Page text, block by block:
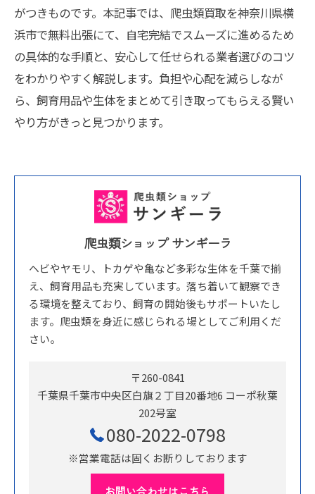
がつきものです。本記事では、爬虫類買取を神奈川県横
浜市で無料出張にて、自宅完結でスムーズに進めるため
の具体的な手順と、安心して任せられる業者選びのコツ
をわかりやすく解説します。負担や心配を減らしなが
ら、飼育用品や生体をまとめて引き取ってもらえる賢い
やり方がきっと見つかります。
爬虫類ショップ サンギーラ
ヘビやヤモリ、トカゲや亀など多彩な生体を千葉で揃
え、飼育用品も充実しています。落ち着いて観察でき
る環境を整えており、飼育の開始後もサポートいたし
ます。爬虫類を身近に感じられる場としてご利用くだ
さい。
〒260-0841
千葉県千葉市中央区白旗２丁目20番地6 コーポ秋葉
202号室
080-2022-0798
※営業電話は固くお断りしております